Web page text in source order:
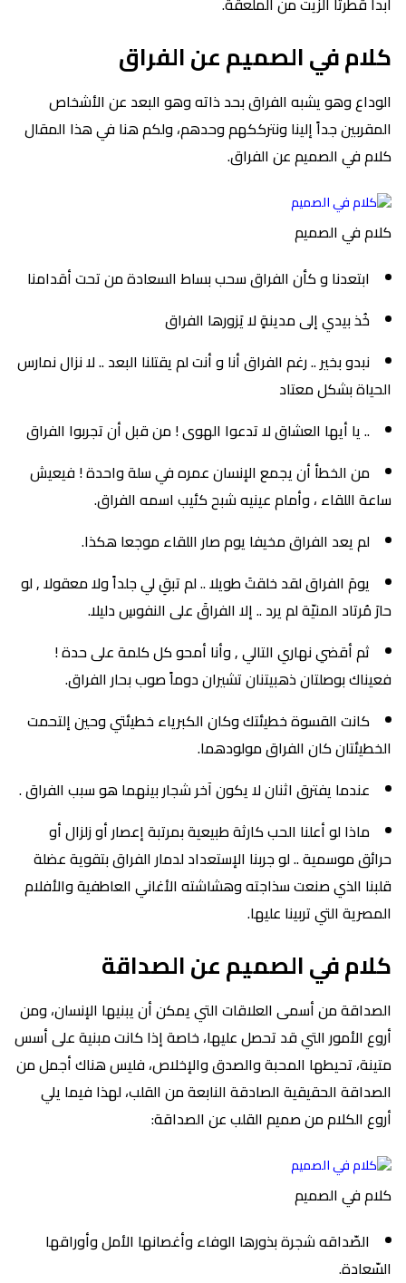
كلام في الصميم عن الفراق
الوداع وهو يشبه الفراق بحد ذاته وهو البعد عن الأشخاص
المقربين جداً إلينا ونترككهم وحدهم، ولكم هنا في هذا المقال
كلام في الصميم عن الفراق.
كلام في الصميم
ابتعدنا و كأن الفراق سحب بساط السعادة من تحت أقدامنا
خُذ بيدي إلى مدينةٍ لا يَزورها الفراق
نبدو بخير .. رغم الفراق أنا و أنت لم يقتلنا البعد .. لا نزال نمارس
الحياة بشكل معتاد
.. يا أيها العشاق لا تدعوا الهوى ! من قبل أن تجربوا الفراق
من الخطأ أن يجمع الإنسان عمره في سلة واحدة ! فيعيش
ساعة اللقاء ، وأمام عينيه شبح كئيب اسمه الفراق.
لم يعد الفراق مخيفا يوم صار اللقاء موجعا هكذا.
يومَ الفراق لقد خلقتَ طويلا .. لم تبقِ لي جلداً ولا معقولا , لو
حارَ مُرتاد المنيّة لم يرد .. إلا الفراقَ على النفوسِ دليلا.
ثم أقضي نهاري التالي , وأنا أمحو كل كلمة على حدة !
فعيناك بوصلتان ذهبيتنان تشيران دوماً صوب بحار الفراق.
كانت القسوة خطيئتك وكان الكبرياء خطيئتي وحين إلتحمت
الخطيئتان كان الفراق مولودهما.
عندما يفترق اثنان لا يكون آخر شجار بينهما هو سبب الفراق .
ماذا لو أعلنا الحب كارثة طبيعية بمرتبة إعصار أو زلزال أو
حرائق موسمية .. لو جربنا الإستعداد لدمار الفراق بتقوية عضلة
قلبنا الذي صنعت سذاجته وهشاشته الأغاني العاطفية والأفلام
المصرية التي تربينا عليها.
كلام في الصميم عن الصداقة
الصداقة من أسمى العلاقات التي يمكن أن يبنيها الإنسان، ومن
أروع الأمور التي قد تحصل عليها، خاصة إذا كانت مبنية على أسس
متينة، تحيطها المحبة والصدق والإخلاص، فليس هناك أجمل من
الصداقة الحقيقية الصادقة النابعة من القلب، لهذا فيما يلي
أروع الكلام من صميم القلب عن الصداقة:
كلام في الصميم
الصّداقه شجرة بذورها الوفاء وأغصانها الأمل وأوراقها
السّعادة.